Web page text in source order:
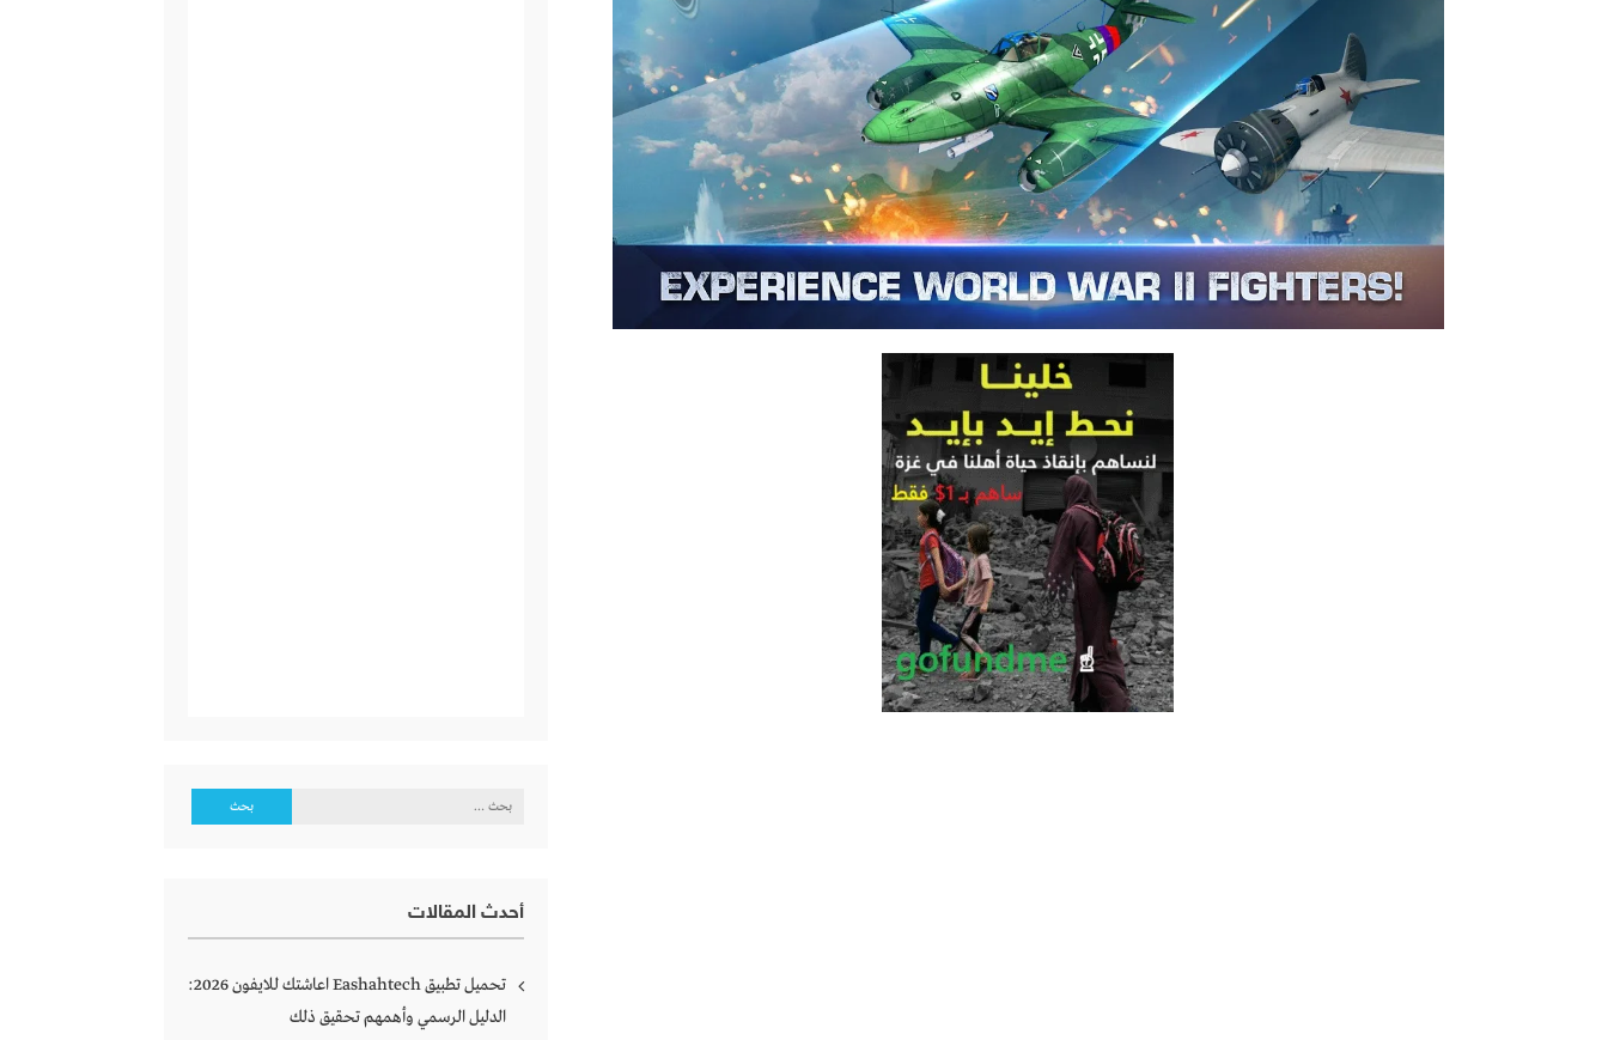
البحث
أحدث المقالات
تحميل تطبيق Eashahtech اعاشتك للايفون 2026:
الدليل الرسمي وأهمهم تحقيق ذلك